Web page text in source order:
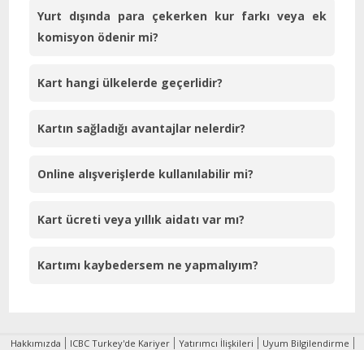
Yurt dışında para çekerken kur farkı veya ek
komisyon ödenir mi?
Kart hangi ülkelerde geçerlidir?
Kartın sağladığı avantajlar nelerdir?
Online alışverişlerde kullanılabilir mi?
Kart ücreti veya yıllık aidatı var mı?
Kartımı kaybedersem ne yapmalıyım?
Hakkımızda ICBC Turkey'de Kariyer Yatırımcı İlişkileri Uyum Bilgilendirme